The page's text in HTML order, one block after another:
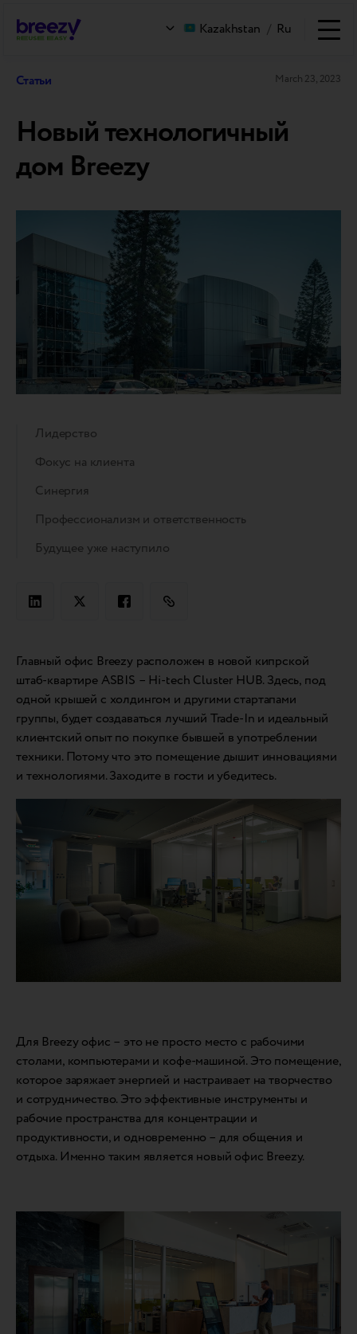
Kazakhstan / Ru
Статьи March 23, 2023
Новый технологичный
дом Breezy
Лидерство
Фокус на клиента
Синергия
Профессионализм и ответственность
Будущее уже наступило
Главный офис Breezy расположен в новой кипрской
штаб-квартире ASBIS – Hi-tech Cluster HUB. Здесь, под
одной крышей с холдингом и другими стартапами
группы, будет создаваться лучший Trade-In и идеальный
клиентский опыт по покупке бывшей в употреблении
техники. Потому что это помещение дышит инновациями
и технологиями. Заходите в гости и убедитесь.
Для Breezy офис – это не просто место с рабочими
столами, компьютерами и кофе-машиной. Это помещение,
которое заряжает энергией и настраивает на творчество
и сотрудничество. Это эффективные инструменты и
рабочие пространства для концентрации и
продуктивности, и одновременно – для общения и
отдыха. Именно таким является новый офис Breezy.